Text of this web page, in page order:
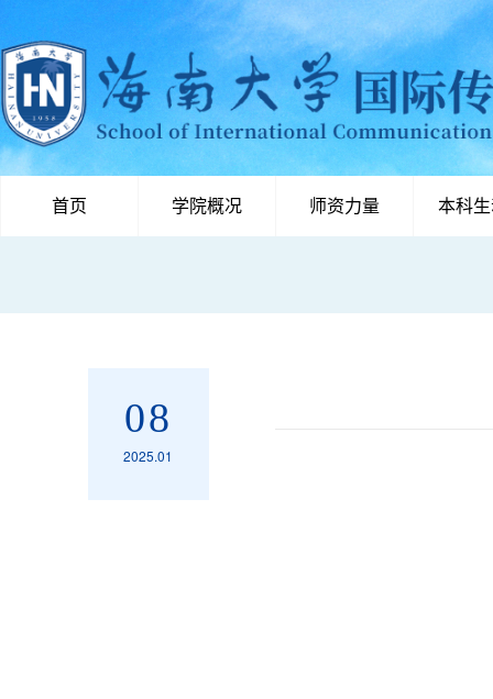
首页 学院概况 师资力量 本科
08
2025.01